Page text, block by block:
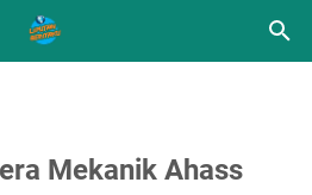
Mekanik Ahass